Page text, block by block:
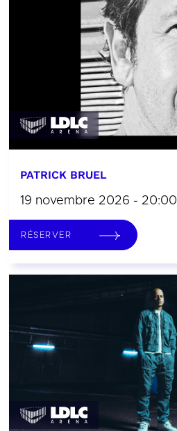
PATRICK BRUEL
19 novembre 2026 - 20:00
RÉSERVER